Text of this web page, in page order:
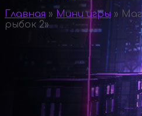
Главная » Мини игры »
рыбок 2»